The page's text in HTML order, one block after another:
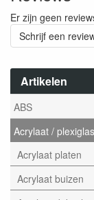
Artikelen
ABS
Acrylaat / plexiglas
Acrylaat platen
Acrylaat buizen
Er zijn geen
Schrijf een